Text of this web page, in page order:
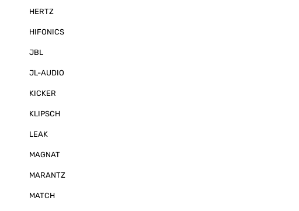
HERTZ
HIFONICS
JBL
JL-AUDIO
KICKER
KLIPSCH
LEAK
MAGNAT
MARANTZ
MATCH